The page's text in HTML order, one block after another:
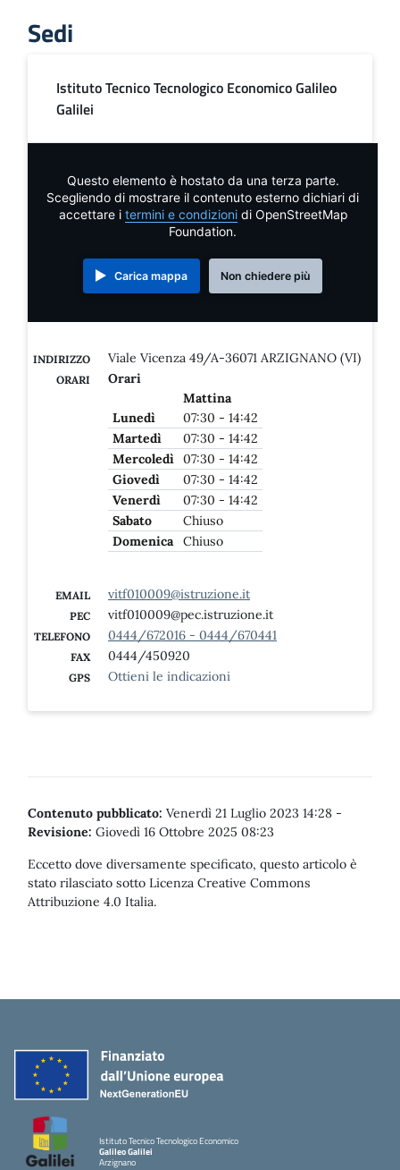
Sedi
Istituto Tecnico Tecnologico Economico Galileo
Galilei
Questo elemento è hostato da una terza parte.
Scegliendo di mostrare il contenuto esterno dichiari di
accettare i termini e condizionidi OpenStreetMap
Foundation.
Carica mappa Non chiedere più
INDIRIZZO Viale Vicenza 49/A-36071 ARZIGNANO (VI)
ORARI
Orari
Mattina
Lunedì
07:30 - 14:42
Martedì
07:30 - 14:42
Mercoledì 07:30 - 14:42
Giovedì
07:30 - 14:42
Venerdì
07:30 - 14:42
Sabato
Chiuso
Domenica
Chiuso
EMAIL vitf010009@istruzione.it
PEC vitf010009@pec.istruzione.it
TELEFONO 0444/672016 - 0444/670441
FAX 0444/450920
GPS Ottieni le indicazioni
Contenuto pubblicato: Venerdì 21 Luglio 2023 14:28 -
Revisione: Giovedì 16 Ottobre 2025 08:23
Eccetto dove diversamente specificato, questo articolo è
stato rilasciato sotto Licenza Creative Commons
Attribuzione 4.0 Italia.
Istituto Tecnico Tecnologico Economico
Galileo Galilei
Arzignano